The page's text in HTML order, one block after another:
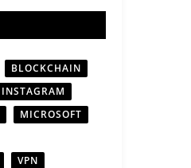
BLOCKCHAIN
INSTAGRAM
MICROSOFT
VPN